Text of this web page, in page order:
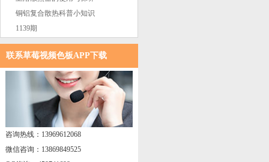
铜铝复合散热科普小知识
1139期
联系草莓视频色板APP下载
咨询热线：13969612068
微信咨询：13869849525